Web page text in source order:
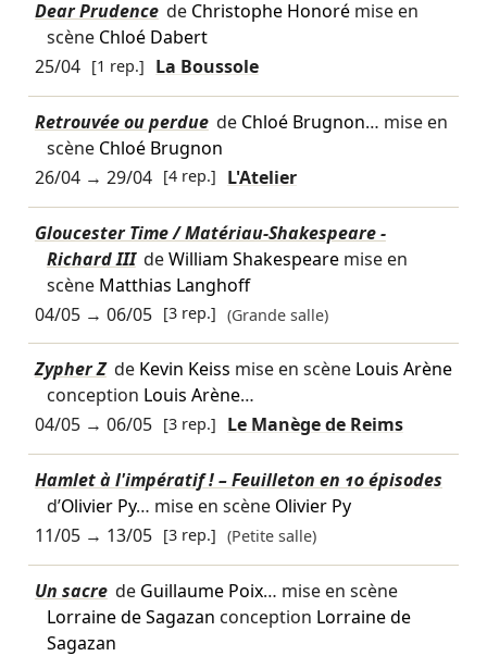
Dear Prudence de Christophe Honorémise en
scène Chloé Dabert
25/04 [1 rep.] La Boussole
Retrouvée ou perdue de Chloé Brugnon… mise en
scène Chloé Brugnon
26/04→ 29/04 [4 rep.] L'Atelier
Gloucester Time / Matériau-Shakespeare -
Richard III deWilliam Shakespearemise en
scène Matthias Langhoff
04/05→ 06/05 [3 rep.] (Grande salle)
Zypher Z de Kevin Keiss mise en scène Louis Arène
conception Louis Arène…
04/05→ 06/05 [3 rep.] Le Manège de Reims
Hamlet à l'impératif ! – Feuilleton en 10 épisodes
d’Olivier Py… mise en scène Olivier Py
11/05→ 13/05 [3 rep.] (Petite salle)
Un sacre de Guillaume Poix… mise en scène
Lorraine de Sagazan conception Lorraine de
Sagazan